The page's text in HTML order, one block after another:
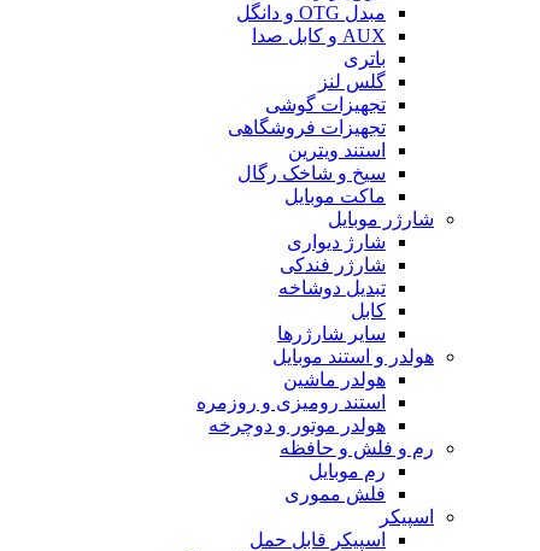
مبدل OTG و دانگل
AUX و کابل صدا
باتری
گلس لنز
تجهیزات گوشی
تجهیزات فروشگاهی
استند ویترین
سیخ و شاخک رگال
ماکت موبایل
شارژر موبایل
شارژ دیواری
شارژر فندکی
تبدیل دوشاخه
کابل
سایر شارژرها
هولدر و استند موبایل
هولدر ماشین
استند رومیزی و روزمره
هولدر موتور و دوچرخه
رم و فلش و حافظه
رم موبایل
فلش مموری
اسپیکر
اسپیکر قابل حمل